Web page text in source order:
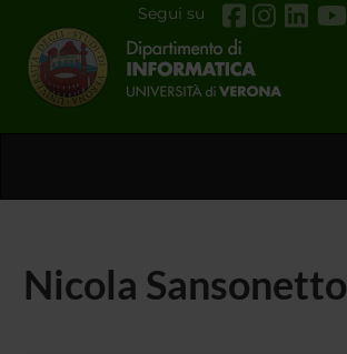
Segui su
Nicola Sansonetto